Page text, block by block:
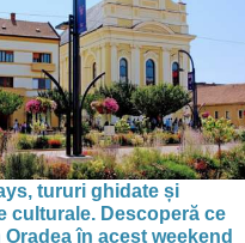
tururi ghidate și
culturale. Descoperă ce
în acest weekend